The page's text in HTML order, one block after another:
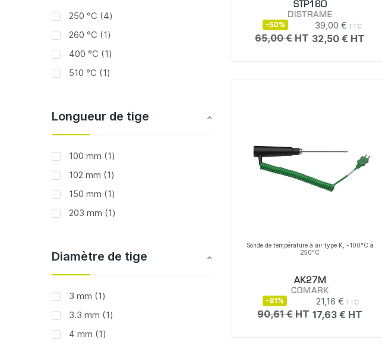
STP160
DISTRAME
39,00 €
32,50 €
65,00 €
-50%
Sonde de température à air type K, -100°C à
250°C
AK27M
COMARK
21,16 €
17,63 €
90,61 €
-81%
250 °C 4articles
260 °C
1article
400 °C
1article
510 °C
1article
Longueur de tige
100 mm 1article
102 mm
1article
150 mm
1article
203 mm
1article
Diamètre de tige
3 mm 1article
3.3 mm
1article
4 mm
1article